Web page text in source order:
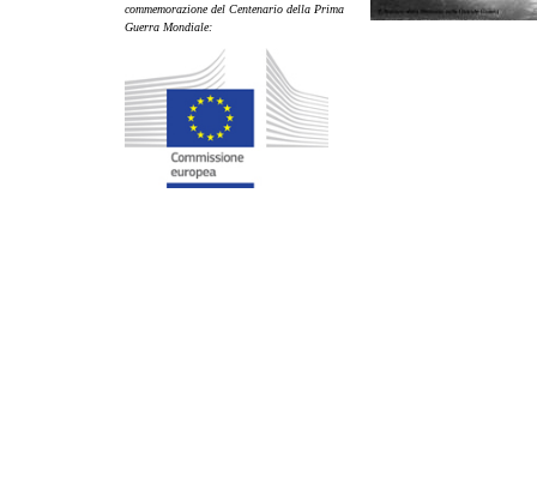
commemorazione del Centenario della Prima
Guerra Mondiale: